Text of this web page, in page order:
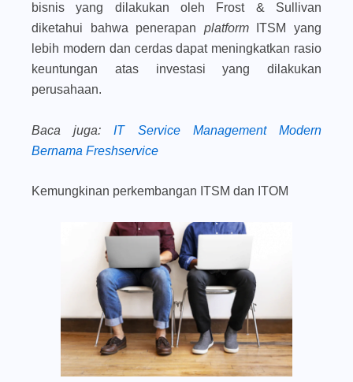
bisnis yang dilakukan oleh Frost & Sullivan
diketahui bahwa penerapan platform
ITSM yang
lebih modern dan cerdas dapat meningkatkan rasio
keuntungan atas investasi yang dilakukan
perusahaan.
Baca juga: IT Service Management Modern
Bernama Freshservice
Kemungkinan perkembangan ITSM dan ITOM